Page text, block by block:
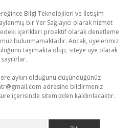
Bilgi Teknolojileri ve İletişim
bir Yer Sağlayıcı olarak hizmet
içerikleri proaktif olarak denetleme
bulunmamaktadır. Ancak, üyelerimiz
taşımakta olup, siteye üye olarak
aykırı olduğunu düşündüğünüz
adresine bildirmeniz
içerisinde sitemizden kaldırılacaktır.